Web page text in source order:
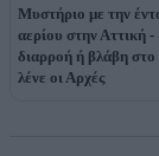
Μυστήριο με την
αερίου στην Αττική
διαρροή ή βλάβη
λένε οι Αρχές